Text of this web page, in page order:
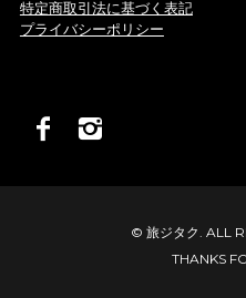
特定商取引法に基づく表記
プライバシーポリシー
© 旅ジタク. ALL
THANKS